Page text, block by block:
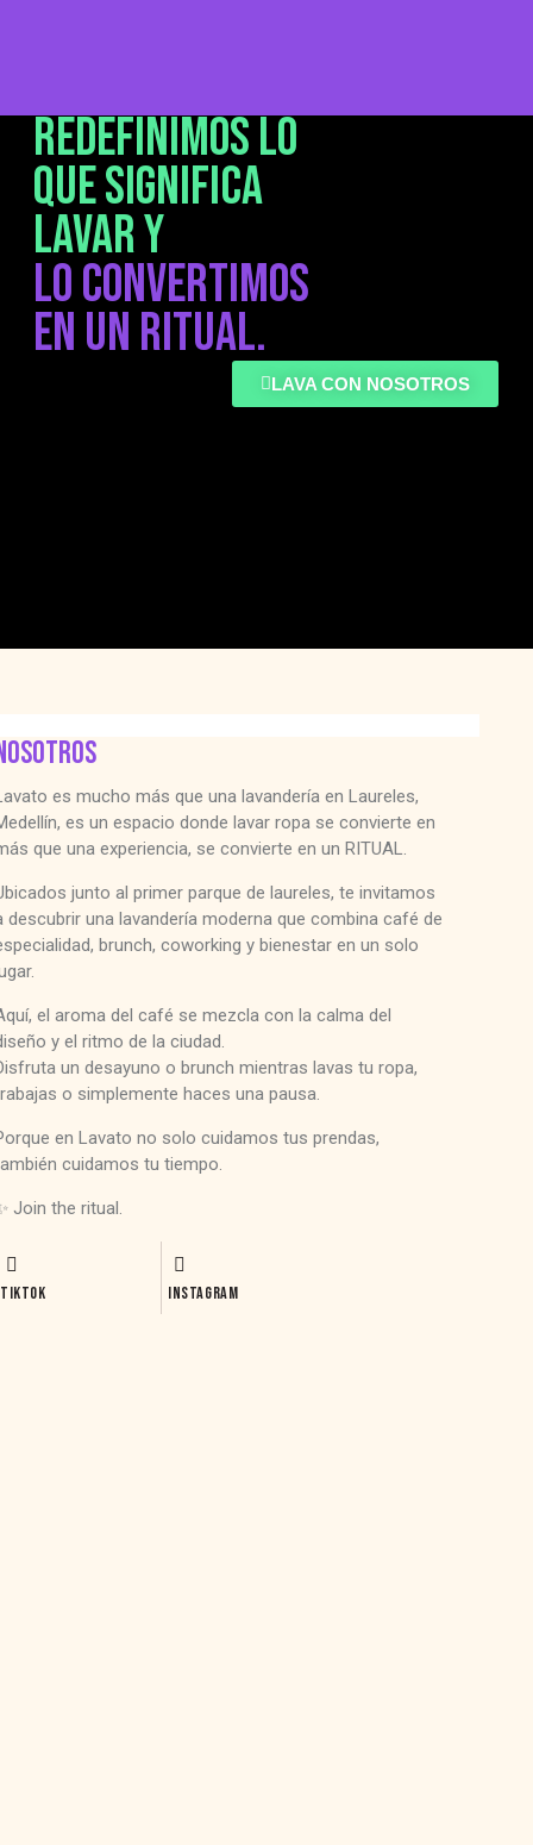
REDEFINIMOS LO
QUE SIGNIFICA
LAVAR Y
LO CONVERTIMOS
EN UN RITUAL.
LAVA CON NOSOTROS
es mucho más que una lavandería en Laureles,
es un espacio donde lavar ropa se convierte en
que una experiencia, se convierte en un RITUAL.
junto al primer parque de laureles, te invitamos
descubrir una lavandería moderna que combina café de
brunch, coworking y bienestar en un solo
el aroma del café se mezcla con la calma del
y el ritmo de la ciudad.
un desayuno o brunch mientras lavas tu ropa,
o simplemente haces una pausa.
en Lavato no solo cuidamos tus prendas,
cuidamos tu tiempo.
Join the ritual.
TIKTOK INSTAGRAM